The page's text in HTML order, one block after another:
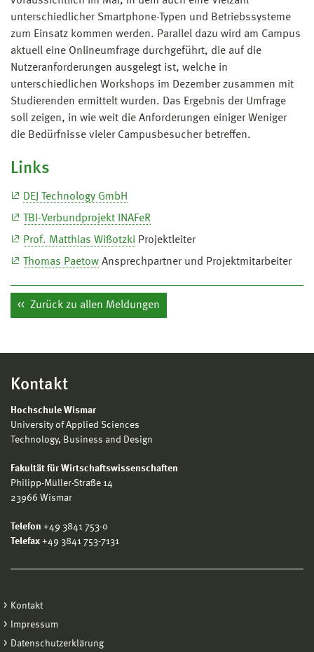
unterschiedlicher Smartphone-Typen und Betriebssysteme
zum Einsatz kommen werden. Parallel dazu wird am Campus
aktuell eine Onlineumfrage durchgeführt, die auf die
Nutzeranforderungen ausgelegt ist, welche in
unterschiedlichen Workshops im Dezember zusammen mit
Studierenden ermittelt wurden. Das Ergebnis der Umfrage
soll zeigen, in wie weit die Anforderungen einiger Weniger
die Bedürfnisse vieler Campusbesucher betreffen.
Links
DEJ Technology GmbH
TBI-Verbundprojekt INAFeR
Prof. Matthias Wißotzki Projektleiter
Thomas Paetow Ansprechpartner und Projektmitarbeiter
Zurück zu allen Meldungen
Kontakt
Hochschule Wismar
University of Applied Sciences
Technology, Business and Design
Fakultät für Wirtschaftswissenschaften
Philipp-Müller-Straße 14
23966 Wismar
Telefon +49 3841 753-0
Telefax +49 3841 753-7131
Kontakt
Impressum
Datenschutzerklärung